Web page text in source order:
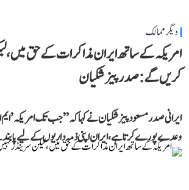
دیگر ممالک
امریکہ کے ساتھ ایران مذاکرات کے حق میں،
کریں گے: صدر پیزشکیان
ایرانی صدر مسعود پیزشکیان نے کہا کہ ’’جب تک امریکہ
وعدے پورے کرتا ہے، ایران اپنی ذمہ داریوں کے لیے